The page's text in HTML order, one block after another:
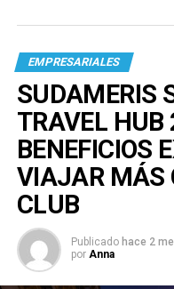
EMPRESARIALES
SUDAMERIS
TRAVEL HUB
BENEFICIOS
VIAJAR MÁS
CLUB
Publicado hace 2
por Anna